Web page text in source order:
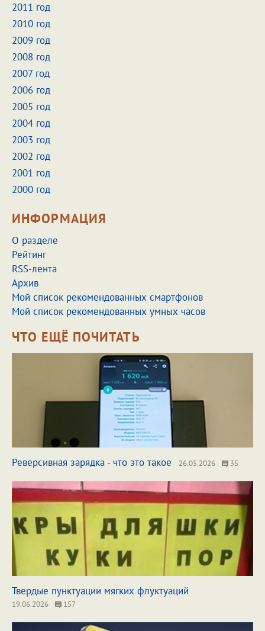
2011 год
2010 год
2009 год
2008 год
2007 год
2006 год
2005 год
2004 год
2003 год
2002 год
2001 год
2000 год
ИНФОРМАЦИЯ
О разделе
Рейтинг
RSS-лента
Архив
Мой список рекомендованных смартфонов
Мой список рекомендованных умных часов
ЧТО ЕЩЁ ПОЧИТАТЬ
Реверсивная зарядка - что это такое 26.05.2026 35
Твердые пунктуации мягких флуктуаций
19.06.2026 157